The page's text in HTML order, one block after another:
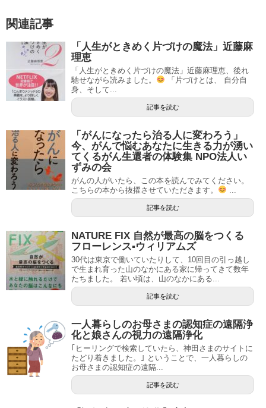
関連記事
「人生がときめく片づけの魔法」近藤麻
理恵
「人生がときめく片づけの魔法」近藤麻理恵、後れ
馳せながら読みました。
「片づけとは、 自分自
身、そして...
記事を読む
「がんになったら治る人に変わろう」
今、がんで悩むあなたに生きる力が湧い
てくるがん生還者の体験集 NPO法人い
ずみの会
がんの人がいたら、この本を読んでみてください。
こちらの本から抜擢させていただきます。
...
記事を読む
NATURE FIX 自然が最高の脳をつくる
フローレンス▪ウィリアムズ
30代は東京で働いていたりして、10回目の引っ越し
で生まれ育った山のなかにある家に帰ってきて数年
たちました。 若い頃は、山のなかにある...
記事を読む
一人暮らしのお母さまの認知症の遠隔浄
化と娘さんの視力の遠隔浄化
｢ヒーリングで検索していたら、神田さまのサイトに
たどり着きました。｣ ということで、一人暮らしの
お母さまの認知症の遠隔...
記事を読む